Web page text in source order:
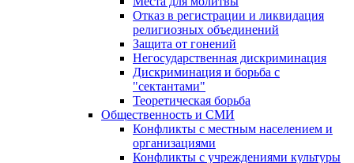
Отказ в регистрации и ликвидация
религиозных объединений
Защита от гонений
Негосударственная дискриминация
Дискриминация и борьба с
"сектантами"
Теоретическая борьба
Общественность и СМИ
Конфликты с местным населением и
организациями
Конфликты с учреждениями культуры